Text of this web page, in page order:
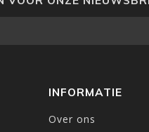
INFORMATIE
Over ons